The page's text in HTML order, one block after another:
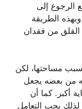
الرجوع إلى
الطريقة
من فقدان
مساحتها، لكن
من بعضه يجعل
أكبر. كما أن
يجب التعامل